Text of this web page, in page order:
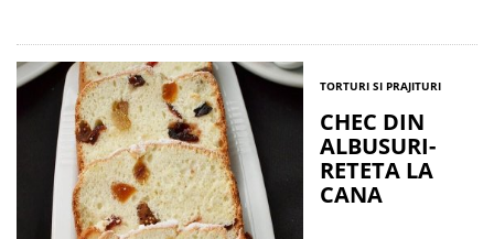
TORTURI SI PRAJITURI
CHEC DIN
ALBUSURI-
RETETA LA
CANA